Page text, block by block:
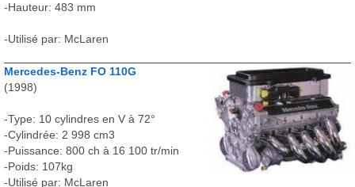
-Hauteur: 483 mm
-Utilisé par: McLaren
Mercedes-Benz FO 110G
(1998)
-Type: 10 cylindres en V à 72°
-Cylindrée: 2 998 cm3
-Puissance: 800 ch à 16 100 tr/min
-Poids: 107kg
-Utilisé par: McLaren